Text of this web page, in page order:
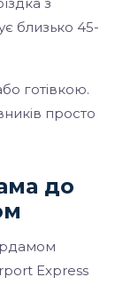
близько 45-
готівкою.
просто
до
Express